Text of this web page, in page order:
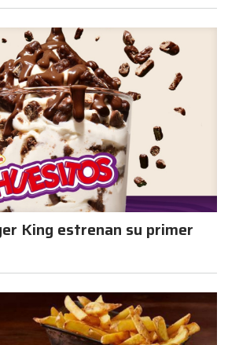
King estrenan su primer